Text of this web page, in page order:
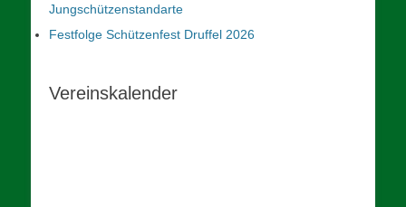
Jungschützenstandarte
Festfolge Schützenfest Druffel 2026
Vereinskalender